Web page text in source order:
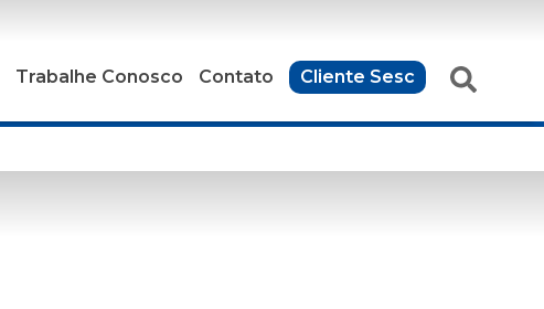
Trabalhe Conosco Contato Cliente Sesc